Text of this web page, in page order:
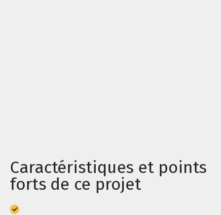
Caractéristiques et points
forts de ce projet